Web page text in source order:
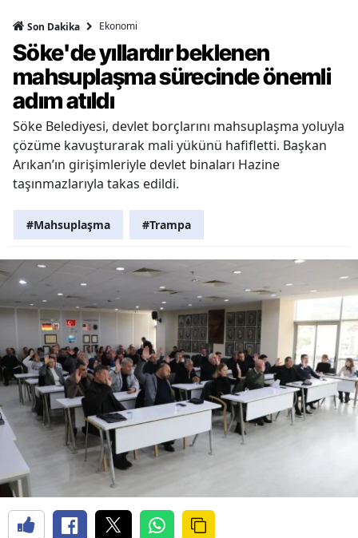
Son Dakika Ekonomi
Söke'de yıllardır beklenen
mahsuplaşma sürecinde önemli
adım atıldı
Söke Belediyesi, devlet borçlarını mahsuplaşma yoluyla
çözüme kavuşturarak mali yükünü hafifletti. Başkan
Arıkan’ın girişimleriyle devlet binaları Hazine
taşınmazlarıyla takas edildi.
#Mahsuplaşma #Trampa